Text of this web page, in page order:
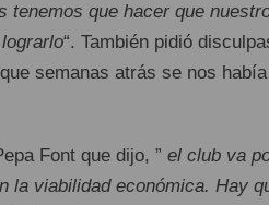
tenemos que hacer que
“. También pidió
semanas atrás se nos había
Font que dijo, ” el club va
la viabilidad económica. Hay